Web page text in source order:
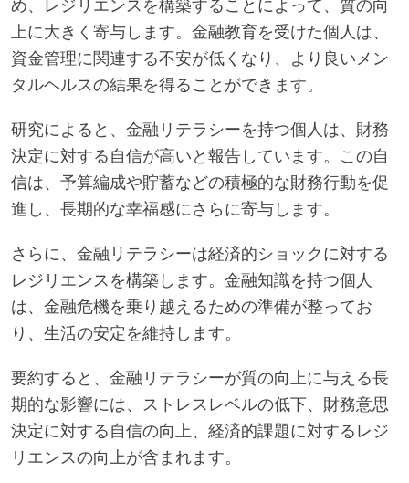
め、レジリエンスを構築することによって、質の向
上に大きく寄与します。金融教育を受けた個人は、
資金管理に関連する不安が低くなり、より良いメン
タルヘルスの結果を得ることができます。
研究によると、金融リテラシーを持つ個人は、財務
決定に対する自信が高いと報告しています。この自
信は、予算編成や貯蓄などの積極的な財務行動を促
進し、長期的な幸福感にさらに寄与します。
さらに、金融リテラシーは経済的ショックに対する
レジリエンスを構築します。金融知識を持つ個人
は、金融危機を乗り越えるための準備が整ってお
り、生活の安定を維持します。
要約すると、金融リテラシーが質の向上に与える長
期的な影響には、ストレスレベルの低下、財務意思
決定に対する自信の向上、経済的課題に対するレジ
リエンスの向上が含まれます。